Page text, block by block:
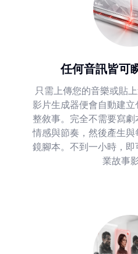
任何音訊皆可
只需上傳您的音樂或貼
影片生成器便會自動建
整敘事。完全不需要寫
情感與節奏，然後產生
鏡腳本。不到一小時，
業故事